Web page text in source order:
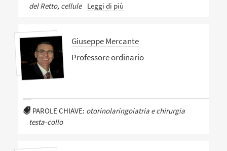
del Retto, cellule
Leggi di più
Giuseppe Mercante
Professore ordinario
PAROLE CHIAVE: otorinolaringoiatria e chirurgia
testa-collo